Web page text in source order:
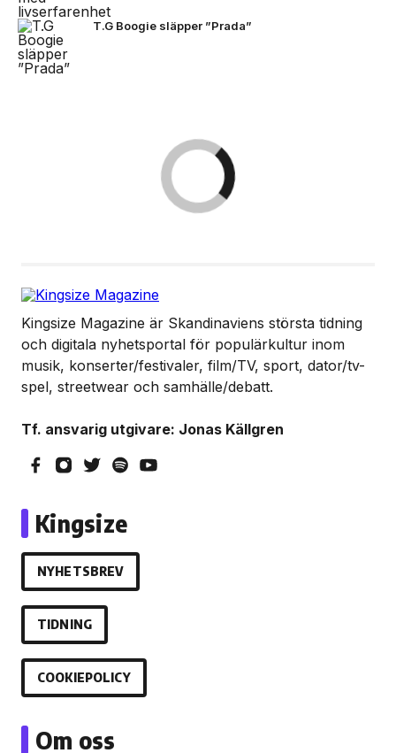
T.G Boogie släpper ”Prada”
Kingsize Magazine är Skandinaviens största tidning
och digitala nyhetsportal för populärkultur inom
musik, konserter/festivaler, film/TV, sport, dator/tv-
spel, streetwear och samhälle/debatt.
Tf. ansvarig utgivare: Jonas Källgren
Kingsize
NYHETSBREV
TIDNING
COOKIEPOLICY
Om oss